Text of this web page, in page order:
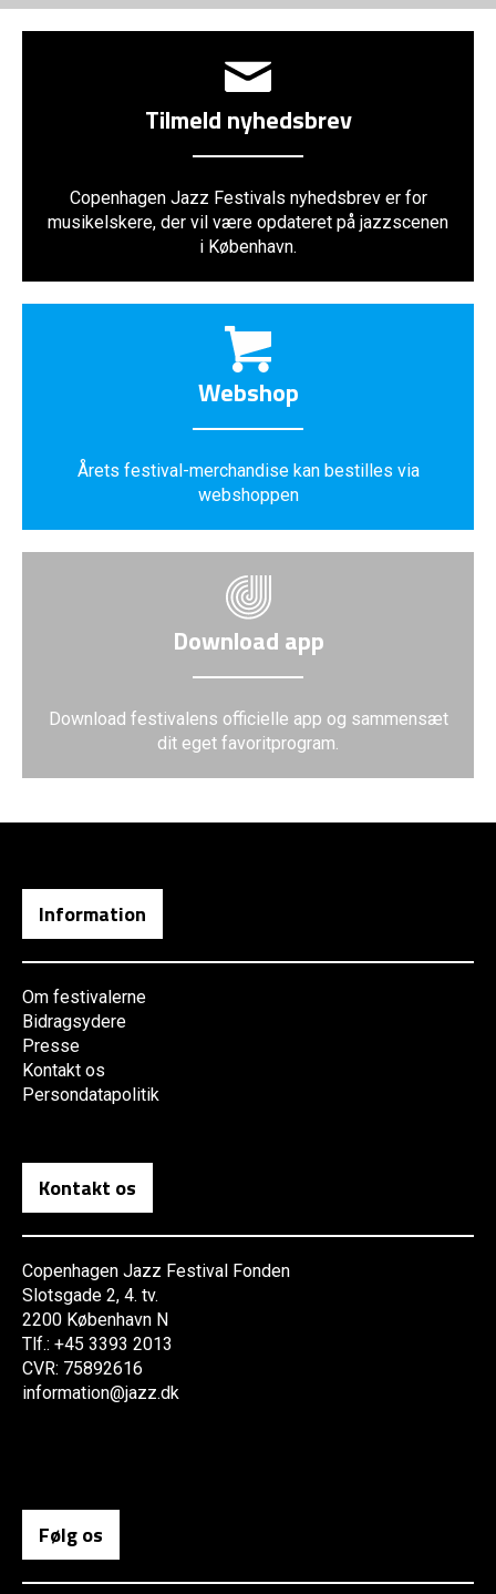
Tilmeld nyhedsbrev
Copenhagen Jazz Festivals nyhedsbrev er for
musikelskere, der vil være opdateret på jazzscenen
i København.
Webshop
Årets festival-merchandise kan bestilles via
webshoppen
Download app
Download festivalens officielle app og sammensæt
dit eget favoritprogram.
Information
Om festivalerne
Bidragsydere
Presse
Kontakt os
Persondatapolitik
Kontakt os
Copenhagen Jazz Festival Fonden
Slotsgade 2, 4. tv.
2200 København N
Tlf.: +45 3393 2013
CVR: 75892616
information@jazz.dk
Følg os